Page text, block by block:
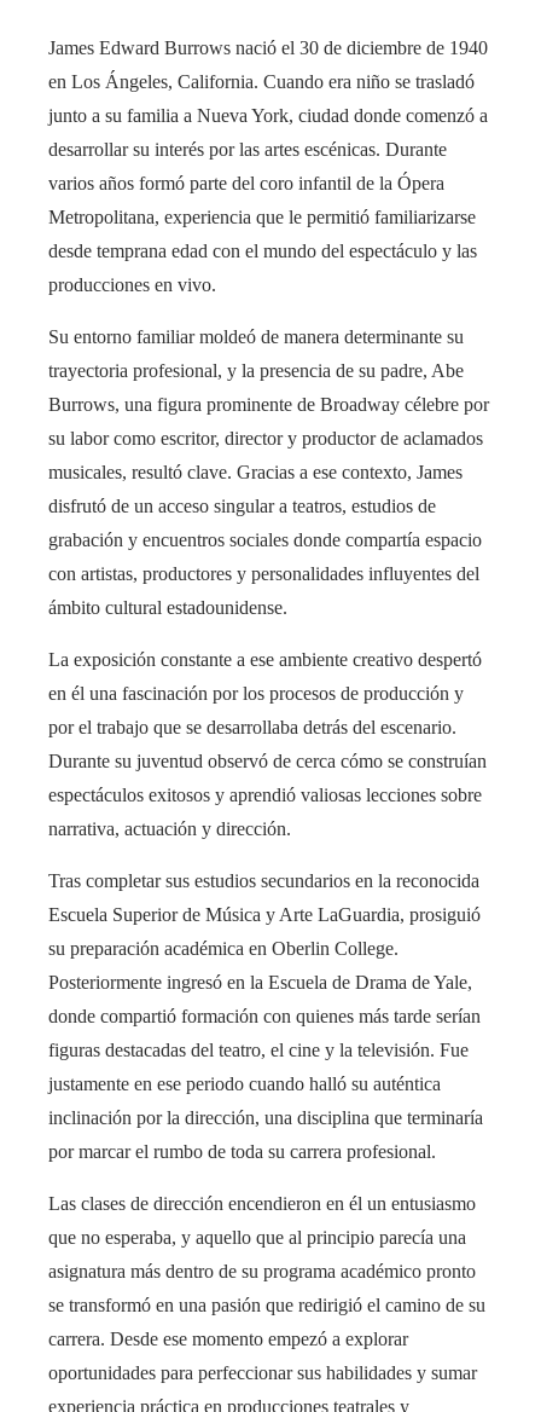
James Edward Burrows nació el 30 de diciembre de 1940
en Los Ángeles, California. Cuando era niño se trasladó
junto a su familia a Nueva York, ciudad donde comenzó a
desarrollar su interés por las artes escénicas. Durante
varios años formó parte del coro infantil de la Ópera
Metropolitana, experiencia que le permitió familiarizarse
desde temprana edad con el mundo del espectáculo y las
producciones en vivo.
Su entorno familiar moldeó de manera determinante su
trayectoria profesional, y la presencia de su padre, Abe
Burrows, una figura prominente de Broadway célebre por
su labor como escritor, director y productor de aclamados
musicales, resultó clave. Gracias a ese contexto, James
disfrutó de un acceso singular a teatros, estudios de
grabación y encuentros sociales donde compartía espacio
con artistas, productores y personalidades influyentes del
ámbito cultural estadounidense.
La exposición constante a ese ambiente creativo despertó
en él una fascinación por los procesos de producción y
por el trabajo que se desarrollaba detrás del escenario.
Durante su juventud observó de cerca cómo se construían
espectáculos exitosos y aprendió valiosas lecciones sobre
narrativa, actuación y dirección.
Tras completar sus estudios secundarios en la reconocida
Escuela Superior de Música y Arte LaGuardia, prosiguió
su preparación académica en Oberlin College.
Posteriormente ingresó en la Escuela de Drama de Yale,
donde compartió formación con quienes más tarde serían
figuras destacadas del teatro, el cine y la televisión. Fue
justamente en ese periodo cuando halló su auténtica
inclinación por la dirección, una disciplina que terminaría
por marcar el rumbo de toda su carrera profesional.
Las clases de dirección encendieron en él un entusiasmo
que no esperaba, y aquello que al principio parecía una
asignatura más dentro de su programa académico pronto
se transformó en una pasión que redirigió el camino de su
carrera. Desde ese momento empezó a explorar
oportunidades para perfeccionar sus habilidades y sumar
experiencia práctica en producciones teatrales y